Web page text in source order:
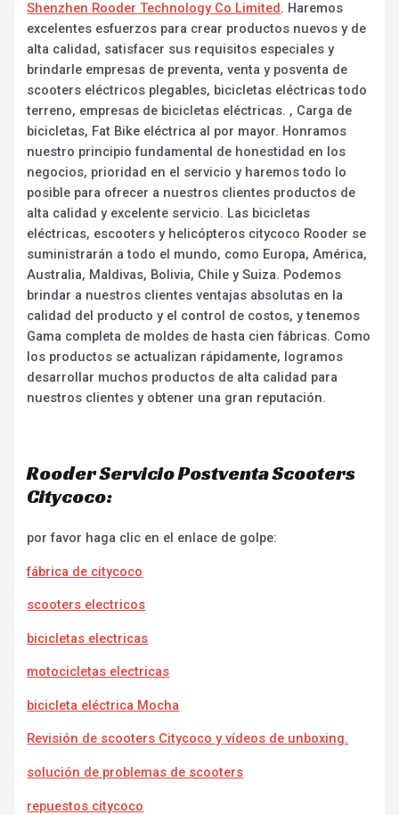
Shenzhen Rooder Technology Co Limited . Haremos
excelentes esfuerzos para crear productos nuevos y de
alta calidad, satisfacer sus requisitos especiales y
brindarle empresas de preventa, venta y posventa de
scooters eléctricos plegables, bicicletas eléctricas todo
terreno, empresas de bicicletas eléctricas. , Carga de
bicicletas, Fat Bike eléctrica al por mayor. Honramos
nuestro principio fundamental de honestidad en los
negocios, prioridad en el servicio y haremos todo lo
posible para ofrecer a nuestros clientes productos de
alta calidad y excelente servicio. Las bicicletas
eléctricas, escooters y helicópteros citycoco Rooder se
suministrarán a todo el mundo, como Europa, América,
Australia, Maldivas, Bolivia, Chile y Suiza. Podemos
brindar a nuestros clientes ventajas absolutas en la
calidad del producto y el control de costos, y tenemos
Gama completa de moldes de hasta cien fábricas. Como
los productos se actualizan rápidamente, logramos
desarrollar muchos productos de alta calidad para
nuestros clientes y obtener una gran reputación.
Rooder Servicio Postventa Scooters
Citycoco:
por favor haga clic en el enlace de golpe:
fábrica de citycoco
scooters electricos
bicicletas electricas
motocicletas electricas
bicicleta eléctrica Mocha
Revisión de scooters Citycoco y vídeos de unboxing.
solución de problemas de scooters
repuestos citycoco